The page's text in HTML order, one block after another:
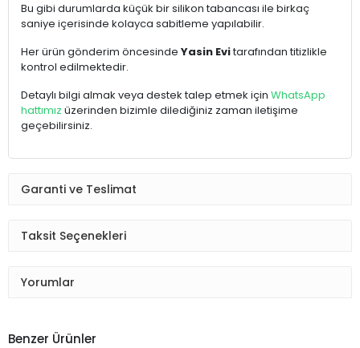
Bu gibi durumlarda küçük bir silikon tabancası ile birkaç
saniye içerisinde kolayca sabitleme yapılabilir.
Her ürün gönderim öncesinde Yasin Evitarafından titizlikle
kontrol edilmektedir.
Detaylı bilgi almak veya destek talep etmek için WhatsApp
hattımız üzerinden bizimle dilediğiniz zaman iletişime
geçebilirsiniz.
Garanti ve Teslimat
Taksit Seçenekleri
Yorumlar
Benzer Ürünler